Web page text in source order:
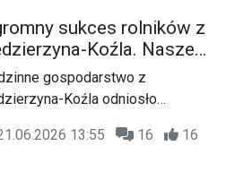
sukces rolników z
Koźla. Nasze
na podium
AgroLigi 2025
gospodarstwo z
Koźla odniosło
AgroLiga 2025. Grażyna i
13:55 16 16